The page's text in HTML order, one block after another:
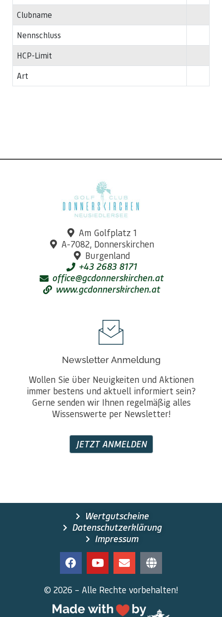
Clubname
Nennschluss
HCP-Limit
Art
Am Golfplatz 1
A-7082, Donnerskirchen
Burgenland
+43 2683 8171
office@gcdonnerskirchen.at
www.gcdonnerskirchen.at
Newsletter Anmeldung
Wollen Sie über Neuigkeiten und Aktionen
immer bestens und aktuell informiert sein?
Gerne senden wir Ihnen regelmäßig alles
Wissenswerte per Newsletter!
JETZT ANMELDEN
Wertgutscheine
Datenschutzerklärung
Impressum
© 2026 – Alle Rechte vorbehalten!